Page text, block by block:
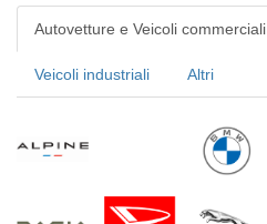
Autovetture e Veicoli commerciali
Veicoli industriali Altri